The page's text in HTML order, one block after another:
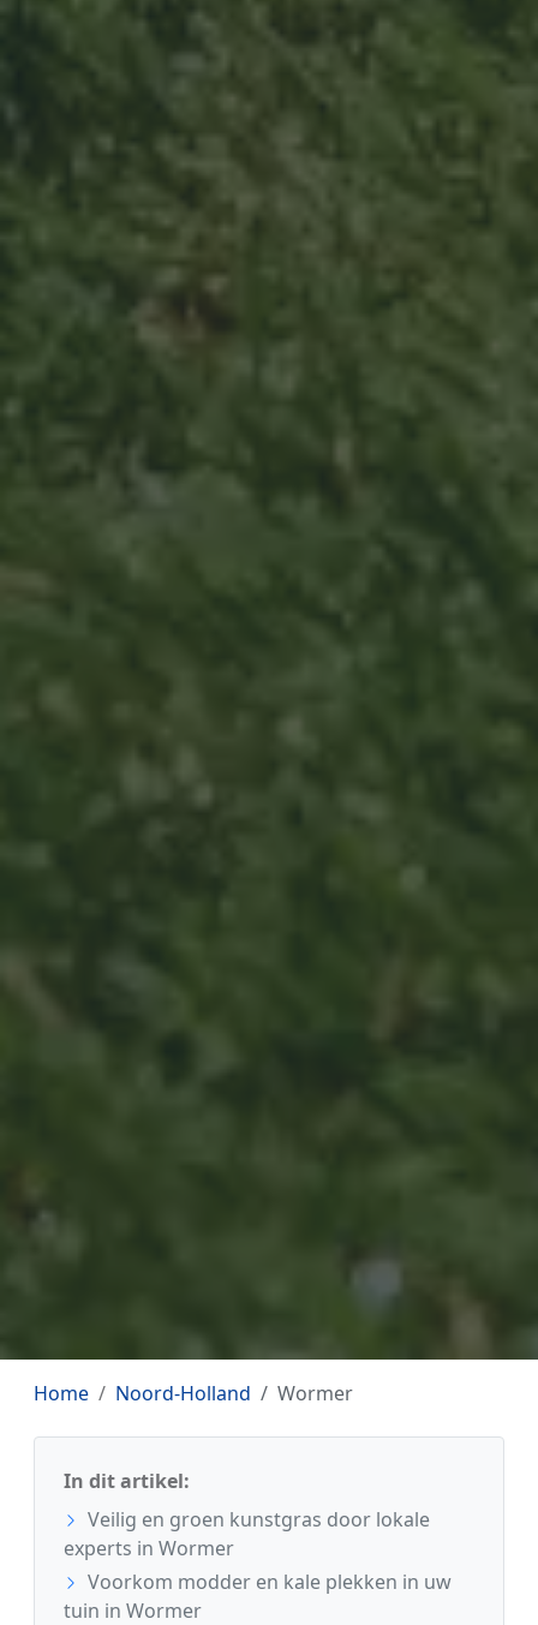
Home Noord-Holland Wormer
In dit artikel:
Veilig en groen kunstgras door lokale
experts in Wormer
Voorkom modder en kale plekken in uw
tuin in Wormer